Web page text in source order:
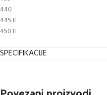
440
445 II
450 II
SPECIFIKACIJE